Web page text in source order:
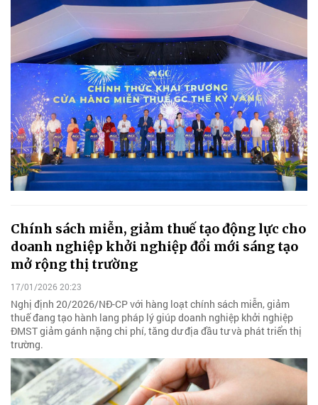
Chính sách miễn, giảm thuế tạo động lực cho
doanh nghiệp khởi nghiệp đổi mới sáng tạo
mở rộng thị trường
17/01/2026 20:23
Nghị định 20/2026/NĐ-CP với hàng loạt chính sách miễn, giảm
thuế đang tạo hành lang pháp lý giúp doanh nghiệp khởi nghiệp
ĐMST giảm gánh nặng chi phí, tăng dư địa đầu tư và phát triển thị
trường.